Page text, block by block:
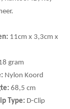
11cm x 3,3cm x
gram
Nylon Koord
68,5 cm
Type: D-Clip